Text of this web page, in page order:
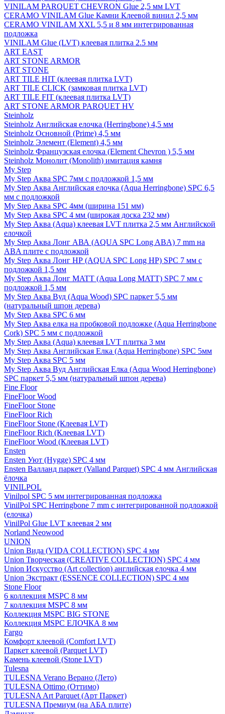
VINILAM PARQUET CHEVRON Glue 2,5 мм LVT
CERAMO VINILAM Glue Камни Клеевой винил 2,5 мм
CERAMO VINILAM XXL 5,5 и 8 мм интегрированная
подложка
VINILAM Glue (LVT) клеевая плитка 2.5 мм
ART EAST
ART STONE ARMOR
ART STONE
ART TILE HIT (клеевая плитка LVT)
ART TILE CLICK (замковая плитка LVT)
ART TILE FIT (клеевая плитка LVT)
ART STONE ARMOR PARQUET HV
Steinholz
Steinholz Английская елочка (Herringbone) 4,5 мм
Steinholz Основной (Prime) 4,5 мм
Steinholz Элемент (Element) 4,5 мм
Steinholz Французская елочка (Element Chevron ) 5,5 мм
Steinholz Монолит (Monolith) имитация камня
My Step
My Step Аква SPC 7мм c подложкой 1,5 мм
My Step Аква Английская елочка (Aqua Herringbone) SPC 6,5
мм с подложкой
My Step Аква SPC 4мм (ширина 151 мм)
My Step Аква SPC 4 мм (широкая доска 232 мм)
My Step Аква (Aqua) клеевая LVT плитка 2,5 мм Английской
елочкой
My Step Аква Лонг АВА (AQUA SPC Long ABA) 7 mm на
ABA плите с подложкой
My Step Аква Лонг НР (AQUA SPC Long HP) SPC 7 мм с
подложкой 1,5 мм
My Step Аква Лонг MATT (Aqua Long MATT) SPC 7 мм с
подложкой 1,5 мм
My Step Аква Вуд (Aqua Wood) SPC паркет 5,5 мм
(натуральный шпон дерева)
My Step Аква SPC 6 мм
My Step Аква елка на пробковой подложке (Aqua Herringbone
Cork) SPC 5 мм с подложкой
My Step Аква (Aqua) клеевая LVT плитка 3 мм
My Step Аква Английская Елка (Aqua Herringbone) SPC 5мм
My Step Аква SPC 5 мм
My Step Аква Вуд Английская Елка (Aqua Wood Herringbone)
SPC паркет 5,5 мм (натуральный шпон дерева)
Fine Floor
FineFloor Wood
FineFloor Stone
FineFloor Rich
FineFloor Stone (Клеевая LVT)
FineFloor Rich (Клеевая LVT)
FineFloor Wood (Клеевая LVT)
Ensten
Ensten Уют (Hygge) SPC 4 мм
Ensten Валланд паркет (Valland Parquet) SPC 4 мм Английская
ёлочка
VINILPOL
Vinilpol SPC 5 мм интегрированная подложка
VinilPol SPC Herringbone 7 mm с интегрированной подложкой
(елочка)
VinilPol Glue LVT клеевая 2 мм
Norland Neowood
UNION
Union Вида (VIDA COLLECTION) SPC 4 мм
Union Творческая (CREATIVE COLLECTION) SPC 4 мм
Union Искусство (Art collection) английская елочка 4 мм
Union Экстракт (ESSENCE COLLECTION) SPC 4 мм
Stone Floor
6 коллекция MSPC 8 мм
7 коллекция MSPC 8 мм
Коллекция MSPC BIG STONE
Коллекция MSPC ЕЛОЧКА 8 мм
Fargo
Комфорт клеевой (Comfort LVT)
Паркет клеевой (Parquet LVT)
Камень клеевой (Stone LVT)
Tulesna
TULESNA Verano Верано (Лето)
TULESNA Ottimo (Оттимо)
TULESNA Art Parquet (Арт Паркет)
TULESNA Премиум (на АБА плите)